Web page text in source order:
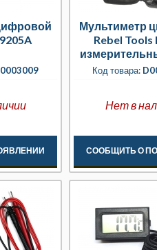
Мультиметр
Rebel Tools
Код товара:
Нет в
СООБЩИТЬ О